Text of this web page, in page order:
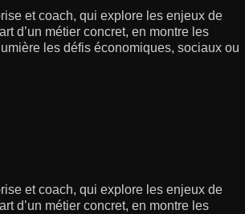
et coach, qui explore les enjeux de
d’un métier concret, en montre les
les défis économiques, sociaux ou
et coach, qui explore les enjeux de
d’un métier concret, en montre les